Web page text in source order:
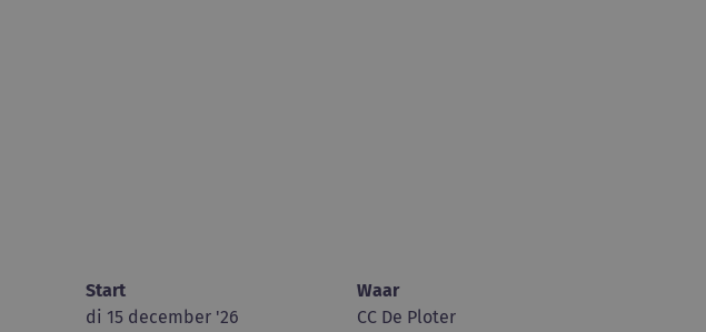
Start
di 15 december '26
Waar
CC De Ploter